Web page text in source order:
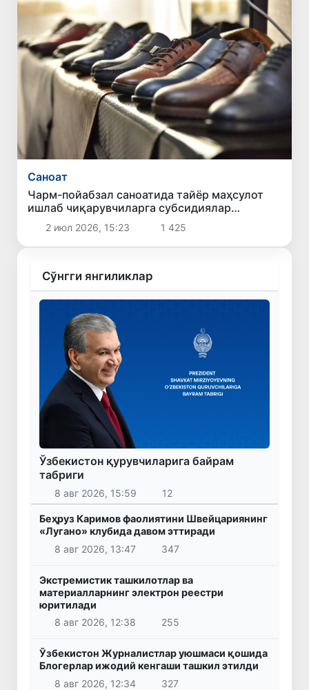
Саноат
Чарм-пойабзал саноатида тайёр маҳсулот
ишлаб чиқарувчиларга субсидиялар
берилади
2 июл 2026, 15:23 1 425
Сўнгги янгиликлар
Ўзбекистон қурувчиларига байрам
табриги
8 авг 2026, 15:59 12
Беҳруз Каримов фаолиятини Швейцариянинг
«Лугано» клубида давом эттиради
8 авг 2026, 13:47
347
Экстремистик ташкилотлар ва
материалларнинг электрон реестри
юритилади
8 авг 2026, 12:38
255
Ўзбекистон Журналистлар уюшмаси қошида
Блогерлар ижодий кенгаши ташкил этилди
8 авг 2026, 12:34
327